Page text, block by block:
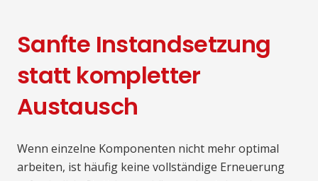
Sanfte Instandsetzung
statt kompletter
Austausch
Wenn einzelne Komponenten nicht mehr optimal
arbeiten, ist häufig keine vollständige Erneuerung